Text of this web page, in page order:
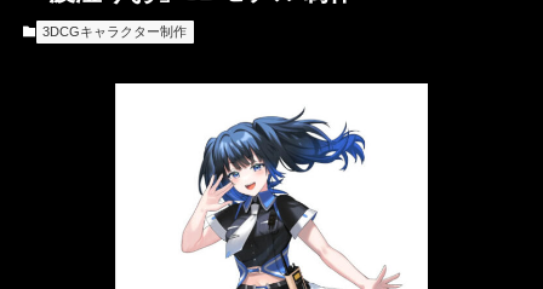
3DCGキャラクター制作